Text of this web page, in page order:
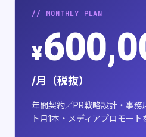
// MONTHLY PLAN
¥
/月（税抜）
年間契約／PR戦略設計・事務
ト月1本・メディアプロモート